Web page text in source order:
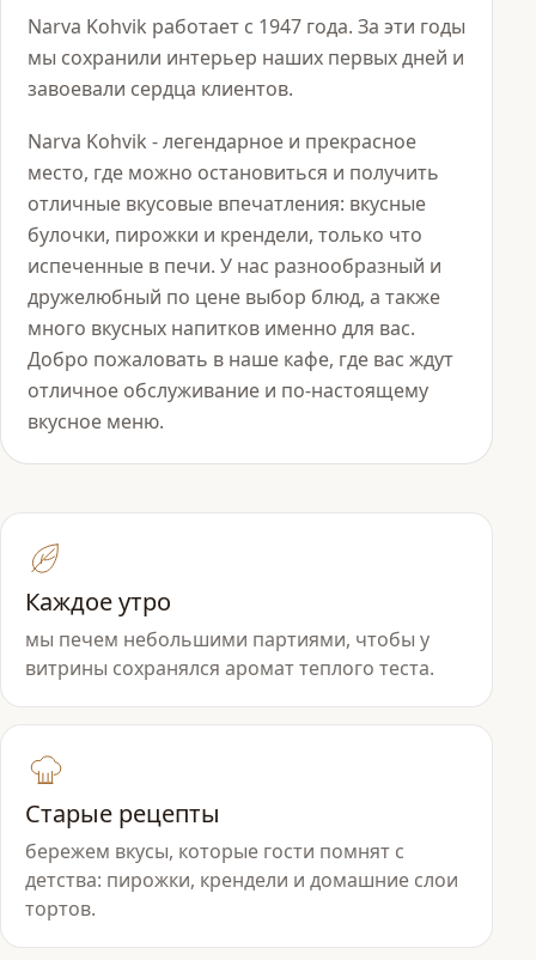
Narva Kohvik работает с 1947 года. За эти годы
мы сохранили интерьер наших первых дней и
завоевали сердца клиентов.
Narva Kohvik - легендарное и прекрасное
место, где можно остановиться и получить
отличные вкусовые впечатления: вкусные
булочки, пирожки и крендели, только что
испеченные в печи. У нас разнообразный и
дружелюбный по цене выбор блюд, а также
много вкусных напитков именно для вас.
Добро пожаловать в наше кафе, где вас ждут
отличное обслуживание и по-настоящему
вкусное меню.
Каждое утро
мы печем небольшими партиями, чтобы у
витрины сохранялся аромат теплого теста.
Старые рецепты
бережем вкусы, которые гости помнят с
детства: пирожки, крендели и домашние слои
тортов.